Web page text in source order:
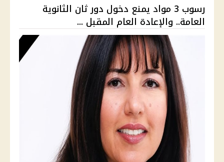
رسوب 3 مواد يمنع دخول دور ثان الثانوية
العامة.. والإعادة العام المقبل ...